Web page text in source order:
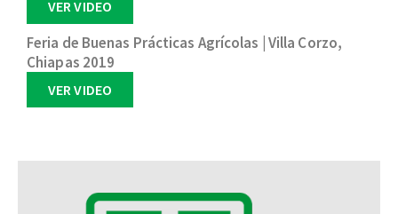
VER VIDEO
Feria de Buenas Prácticas Agrícolas | Villa Corzo,
Chiapas 2019
VER VIDEO